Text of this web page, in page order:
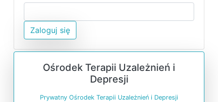
Zaloguj się
Ośrodek Terapii Uzależnień i
Depresji
Prywatny Ośrodek Terapii Uzależnień i Depresji